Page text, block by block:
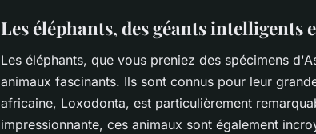
Les éléphants, des géants intelligents
Les éléphants, que vous preniez des spécimens
animaux fascinants. Ils sont connus pour leur
africaine, Loxodonta, est particulièrement
impressionnante, ces animaux sont également